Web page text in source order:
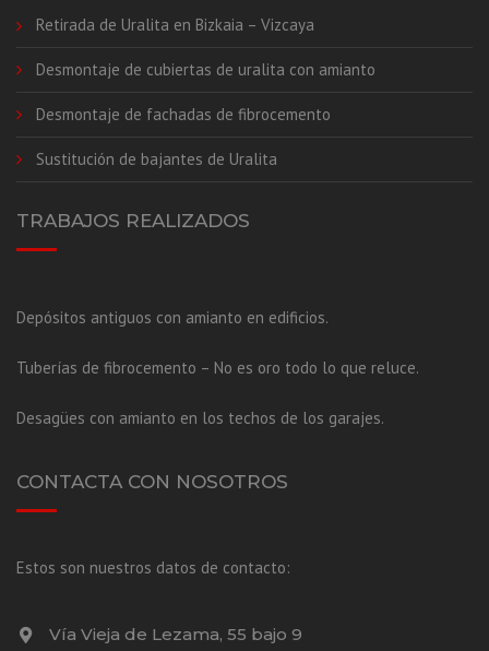
Retirada de Uralita en Bizkaia – Vizcaya
Desmontaje de cubiertas de uralita con amianto
Desmontaje de fachadas de fibrocemento
Sustitución de bajantes de Uralita
TRABAJOS REALIZADOS
Depósitos antiguos con amianto en edificios.
Tuberías de fibrocemento – No es oro todo lo que reluce.
Desagües con amianto en los techos de los garajes.
CONTACTA CON NOSOTROS
Estos son nuestros datos de contacto:
Vía Vieja de Lezama, 55 bajo 9